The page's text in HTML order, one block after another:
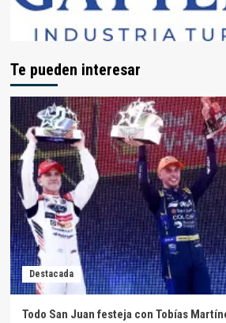
Te pueden interesar
Destacada
Todo San Juan festeja con Tobías